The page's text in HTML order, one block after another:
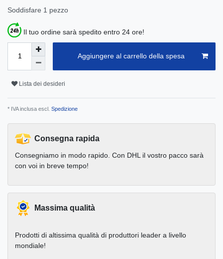
Soddisfare 1 pezzo
Il tuo ordine sarà spedito entro 24 ore!
Aggiungere al carrello della spesa
Lista dei desideri
* IVA inclusa escl. Spedizione
Consegna rapida
Consegniamo in modo rapido. Con DHL il vostro pacco sarà
con voi in breve tempo!
Massima qualità
Prodotti di altissima qualità di produttori leader a livello
mondiale!